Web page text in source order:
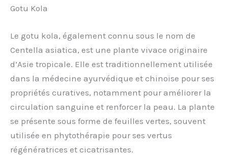
Gotu Kola
Le gotu kola, également connu sous le nom de
Centella asiatica, est une plante vivace originaire
d’Asie tropicale. Elle est traditionnellement utilisée
dans la médecine ayurvédique et chinoise pour ses
propriétés curatives, notamment pour améliorer la
circulation sanguine et renforcer la peau. La plante
se présente sous forme de feuilles vertes, souvent
utilisée en phytothérapie pour ses vertus
régénératrices et cicatrisantes.